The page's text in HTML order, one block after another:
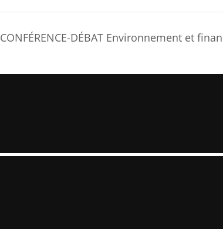
CONFÉRENCE-DÉBAT Environnement et